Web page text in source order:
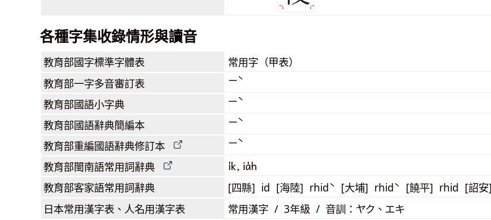
各種字集收錄情形與讀音
教育部國字標準字體表 常用字（甲表）
教育部一字多音審訂表 ㄧˋ
教育部國語小字典 ㄧˋ
教育部國語辭典簡編本 ㄧˋ
教育部重編國語辭典修訂本 ㄧˋ
教育部閩南語常用詞辭典 i̍k, ia̍h
教育部客家語常用詞辭典 [四縣] id [海陸] rhidˋ [大埔] rhidˋ [饒平] rhid [詔
日本常用漢字表 、人名用漢字表 常用漢字 / 3年級 / 音訓：ヤク、エキ